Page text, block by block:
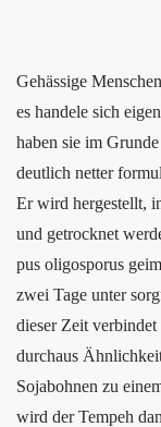
Gehäs­si­ge
es han­de­le sich
haben sie im
deut­lich net­ter
Er wird her­ge­stellt,
und getrock­net
pus oli­gos­po­rus
zwei Tage unter
die­ser Zeit
durch­aus
Soja­boh­nen zu
wird der Tem­peh